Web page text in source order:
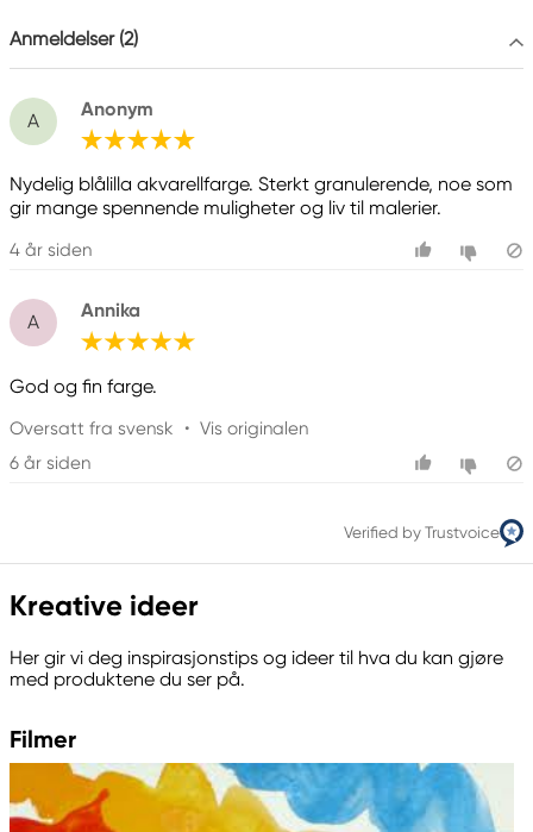
Östra Långgatan 87
61930 Trosa, Sweden
Anmeldelser (2)
A
Anonym
Nydelig blålilla akvarellfarge. Sterkt granulerende, noe som
gir mange spennende muligheter og liv til malerier.
4 år siden
A
Annika
God og fin farge.
Oversatt fra svensk • Vis originalen
6 år siden
Verified by Trustvoice
Kreative ideer
Her gir vi deg inspirasjonstips og ideer til hva du kan gjøre
med produktene du ser på.
Filmer